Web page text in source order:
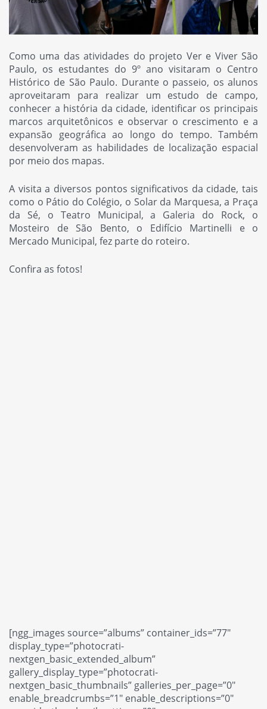
Como uma das atividades do projeto Ver e Viver São
Paulo, os estudantes do 9º ano visitaram o Centro
Histórico de São Paulo. Durante o passeio, os alunos
aproveitaram para realizar um estudo de campo,
conhecer a história da cidade, identificar os principais
marcos arquitetônicos e observar o crescimento e a
expansão geográfica ao longo do tempo. Também
desenvolveram as habilidades de localização espacial
por meio dos mapas.
A visita a diversos pontos significativos da cidade, tais
como o Pátio do Colégio, o Solar da Marquesa, a Praça
da Sé, o Teatro Municipal, a Galeria do Rock, o
Mosteiro de São Bento, o Edifício Martinelli e o
Mercado Municipal, fez parte do roteiro.
Confira as fotos!
[ngg_images source=”albums” container_ids=”77″
display_type=”photocrati-
nextgen_basic_extended_album”
gallery_display_type=”photocrati-
nextgen_basic_thumbnails” galleries_per_page=”0″
enable_breadcrumbs=”1″ enable_descriptions=”0″